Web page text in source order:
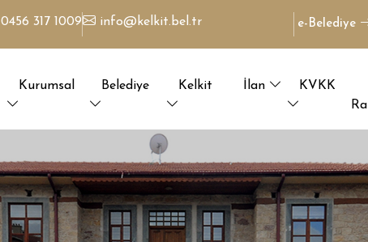
0456 317 1009 info@kelkit.bel.tr e-Belediye
Kurumsal Belediye Kelkit İlan KVKK